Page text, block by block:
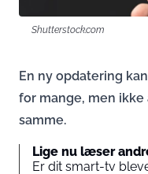
Shutterstock.com
En ny opdatering
for mange, men
samme.
Lige nu læser
Er dit smart-tv